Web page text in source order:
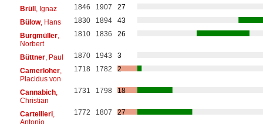
Brüll, Ignaz 1846 1907
27
Bülow, Hans 1830 1894
43
Burgmüller,
Norbert
1810 1836 26
Büttner, Paul 1870 1943
3
Camerloher,
Placidus von
1718 1782 2
Cannabich,
Christian
1731 1798 18
Cartellieri,
Antonio
1772 1807 27